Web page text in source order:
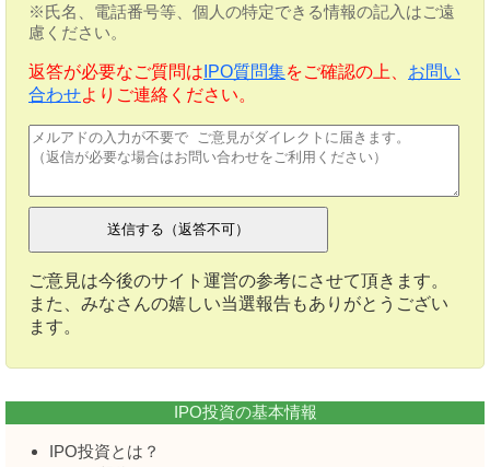
※氏名、電話番号等、個人の特定できる情報の記入はご遠
慮ください。
返答が必要なご質問は IPO質問集をご確認の上、 お問い
合わせよりご連絡ください。
ご意見は今後のサイト運営の参考にさせて頂きます。
また、みなさんの嬉しい当選報告もありがとうござい
ます。
IPO投資の基本情報
IPO投資とは？